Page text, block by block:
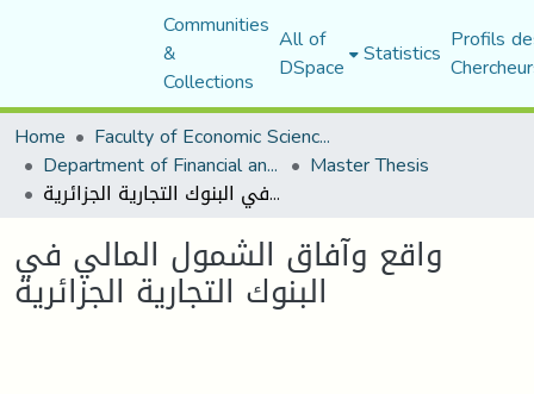
Communities
&
Collections
All of
DSpace Statistics Profils
Home
Faculty of Economic Sciences, Commerce and Management Sciences
Department of Financial and Accounting Sciences Master Thesis
واقع وآفاق الشمول المالي في البنوك التجارية الجزائرية
واقع وآفاق الشمول المالي في
البنوك التجارية الجزائرية